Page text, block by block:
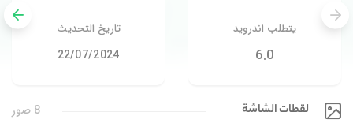
يتطلب اندرويد
6.0
تاريخ التحديث
22/07/2024
لقطات الشاشة 8 صور